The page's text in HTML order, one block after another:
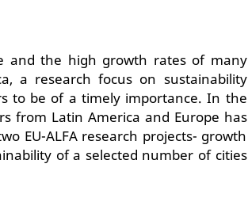
and the high growth rates of many
a research focus on sustainability
to be of a timely importance. In the
from Latin America and Europe has
EU-ALFA research projects- growth
of a selected number of cities